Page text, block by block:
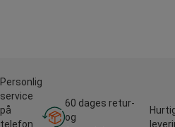
Personlig
service
på
telefon
60 dages retur-
og